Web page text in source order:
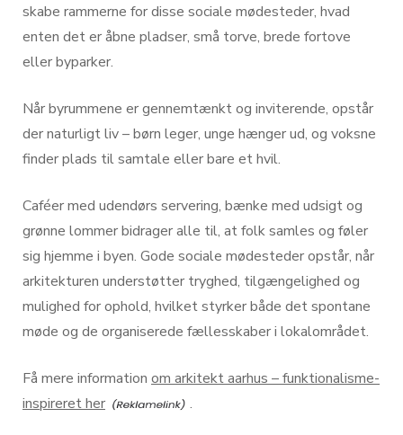
skabe rammerne for disse sociale mødesteder, hvad
enten det er åbne pladser, små torve, brede fortove
eller byparker.
Når byrummene er gennemtænkt og inviterende, opstår
der naturligt liv – børn leger, unge hænger ud, og voksne
finder plads til samtale eller bare et hvil.
Caféer med udendørs servering, bænke med udsigt og
grønne lommer bidrager alle til, at folk samles og føler
sig hjemme i byen. Gode sociale mødesteder opstår, når
arkitekturen understøtter tryghed, tilgængelighed og
mulighed for ophold, hvilket styrker både det spontane
møde og de organiserede fællesskaber i lokalområdet.
Få mere information om arkitekt aarhus – funktionalisme-
inspireret her
.